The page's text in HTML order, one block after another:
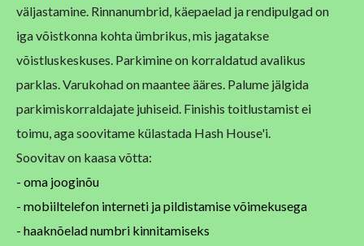
väljastamine. Rinnanumbrid, käepaelad ja rendipulgad on
iga võistkonna kohta ümbrikus, mis jagatakse
võistluskeskuses. Parkimine on korraldatud avalikus
parklas. Varukohad on maantee ääres. Palume jälgida
parkimiskorraldajate juhiseid. Finishis toitlustamist ei
toimu, aga soovitame külastada Hash House'i.
Soovitav on kaasa võtta:
- oma jooginõu
- mobiiltelefon interneti ja pildistamise võimekusega
- haaknõelad numbri kinnitamiseks